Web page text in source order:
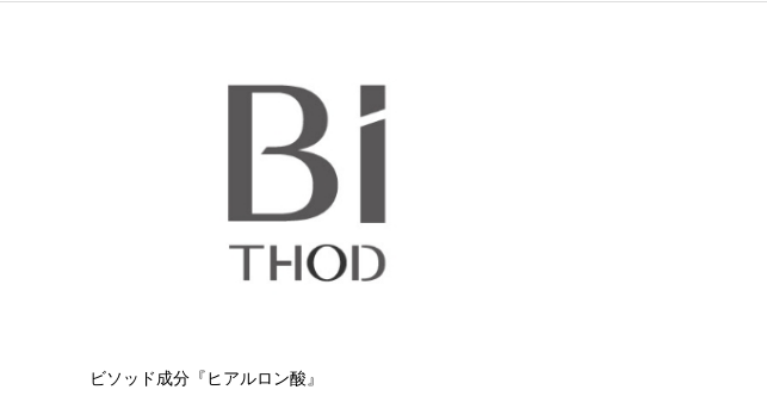
ビソッド成分『ヒアルロン酸』